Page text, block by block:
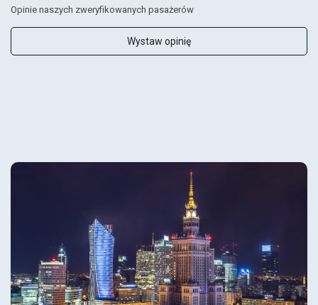
Opinie naszych zweryfikowanych pasażerów
Wystaw opinię